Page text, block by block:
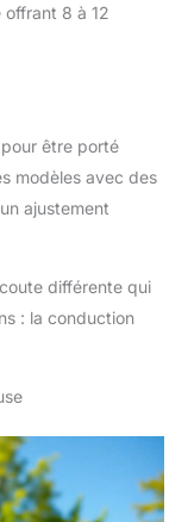
offrant 8 à 12
être porté
modèles avec des
ajustement
différente qui
: la conduction